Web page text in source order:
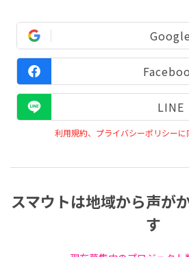
Google
LINE
利用規約、プライバシーポリシー
スマウトは地域から声が
す